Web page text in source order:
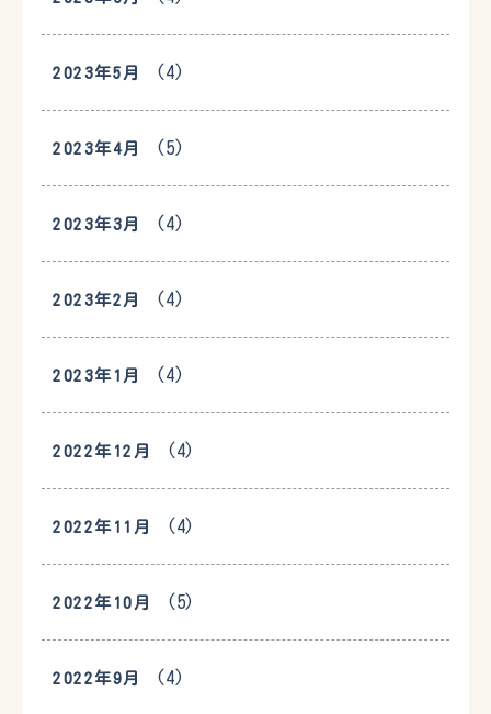
2023年5月 (4)
2023年4月 (5)
2023年3月 (4)
2023年2月 (4)
2023年1月 (4)
2022年12月 (4)
2022年11月 (4)
2022年10月 (5)
2022年9月 (4)